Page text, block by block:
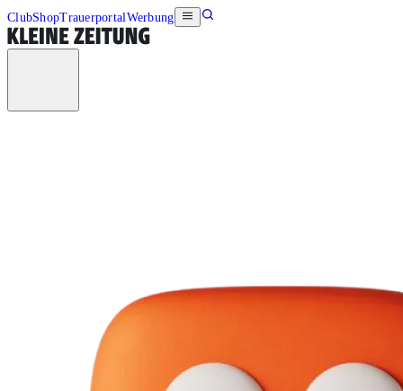
ClubShopTrauerportalWerbung